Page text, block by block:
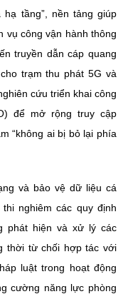
tầng”, nền tảng giúp
vụ công vận hành thông
truyền dẫn cáp quang
trạm thu phát 5G và
cứu triển khai công
để mở rộng truy cập
“không ai bị bỏ lại phía
và bảo vệ dữ liệu cá
nghiêm các quy định
phát hiện và xử lý các
thời từ chối hợp tác với
luậttrong hoạt động
cường năng lực phòng